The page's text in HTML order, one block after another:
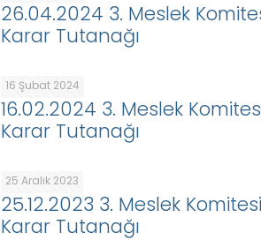
26.04.2024 3. Meslek
Karar Tutanağı
16 Şubat 2024
16.02.2024 3. Meslek
Karar Tutanağı
25 Aralık 2023
25.12.2023 3. Meslek
Karar Tutanağı